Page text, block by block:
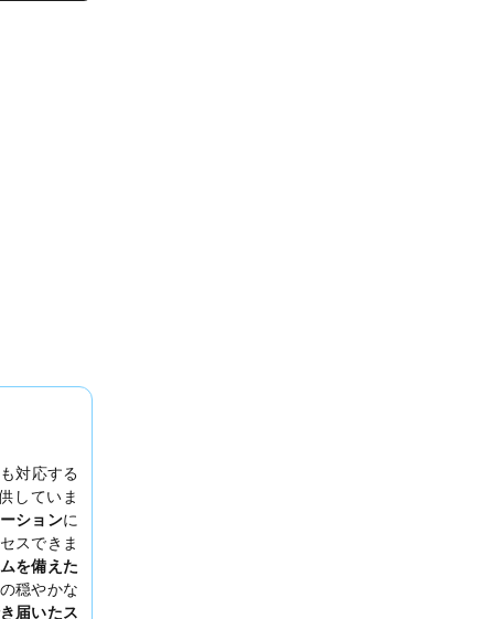
対応する
していま
ションに
スできま
を備えた
穏やかな
届いたス